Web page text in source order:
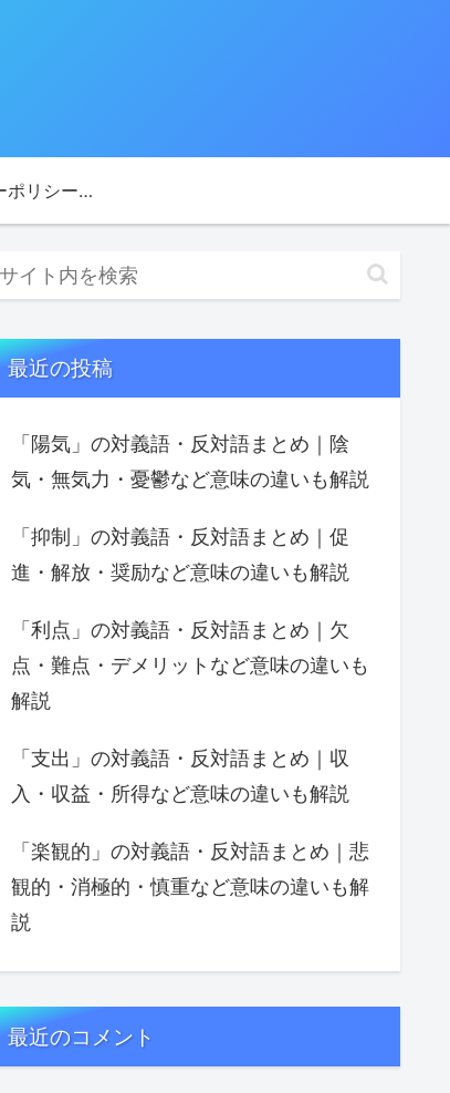
プライバシーポリシー・免責事項
最近の投稿
「陽気」の対義語・反対語まとめ｜陰
気・無気力・憂鬱など意味の違いも解説
「抑制」の対義語・反対語まとめ｜促
進・解放・奨励など意味の違いも解説
「利点」の対義語・反対語まとめ｜欠
点・難点・デメリットなど意味の違いも
解説
「支出」の対義語・反対語まとめ｜収
入・収益・所得など意味の違いも解説
「楽観的」の対義語・反対語まとめ｜悲
観的・消極的・慎重など意味の違いも解
説
最近のコメント